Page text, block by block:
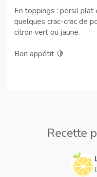
En toppings : persil plat
quelques crac-crac de
citron vert ou jaune.
Bon appétit 🍋
Recette